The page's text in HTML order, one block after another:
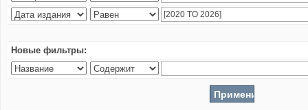
Новые фильтры: